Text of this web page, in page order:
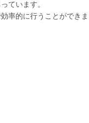
ています。
率的に行うことができま